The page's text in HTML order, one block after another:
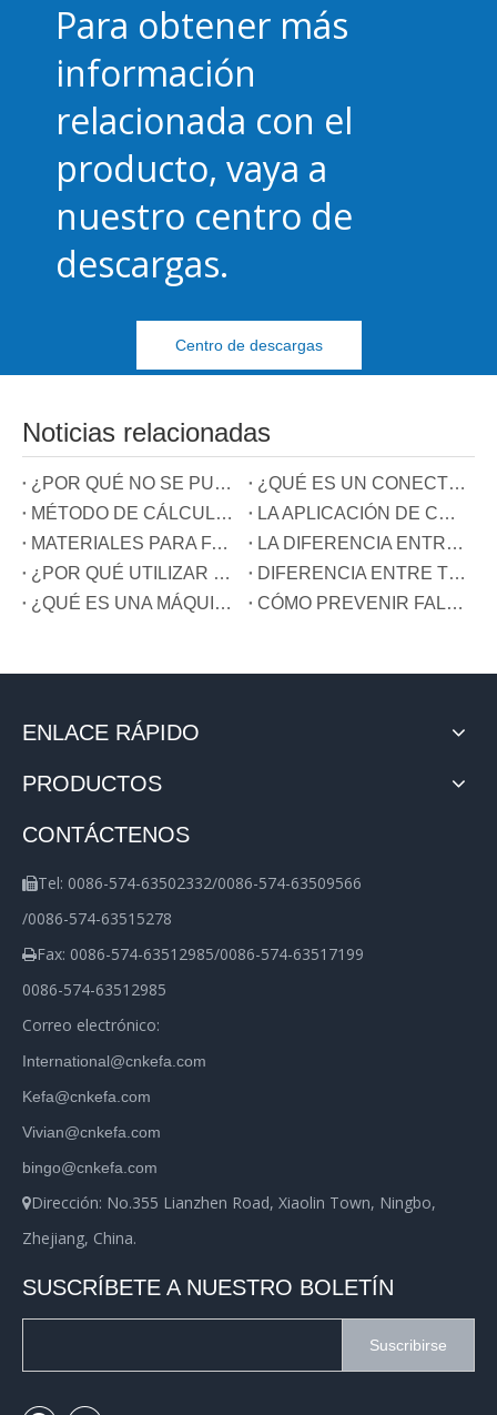
Para obtener más
información
relacionada con el
producto, vaya a
nuestro centro de
descargas.
Centro de descargas
Noticias relacionadas
¿POR QUÉ NO SE PUEDEN CONECTAR DOS CABLES AL TERMINAL DE PRENSADO EN FRÍO AL MISMO TIEMPO?
¿QUÉ ES UN CONECTOR DE COCHE?
MÉTODO DE CÁLCULO DEL CONECTOR DE CABLE Y TERMINAL DE CABLEADO
LA APLICACIÓN DE CONECTORES EN SISTEMAS DE COMUNICACIÓN
MATERIALES PARA FABRICACIÓN DE TERMINALES
LA DIFERENCIA ENTRE FUENTE DE ALIMENTACIÓN CONMUTADA Y FUENTE DE ALIMENTACIÓN LINEAL MEDIANTE BLOQUES DE TERMINALES
¿POR QUÉ UTILIZAR TERMINALES?
DIFERENCIA ENTRE TERMINALES UTILIZADOS PARA DIFERENTES FUENTES DE ENERGÍA
¿QUÉ ES UNA MÁQUINA TERMINAL?
CÓMO PREVENIR FALLAS DEL CIRCUITO CAUSADA POR UN CABLEADO EQUIVOCADO
ENLACE RÁPIDO
PRODUCTOS
CONTÁCTENOS
Tel: 0086-574-63502332/0086-574-63509566
/0086-574-63515278
Fax: 0086-574-63512985/0086-574-63517199
0086-574-63512985
Correo electrónico:
International@cnkefa.com
Kefa@cnkefa.com
Vivian@cnkefa.com
bingo@cnkefa.com
Dirección: No.355 Lianzhen Road, Xiaolin Town, Ningbo,
Zhejiang, China.
SUSCRÍBETE A NUESTRO BOLETÍN
Suscribirse